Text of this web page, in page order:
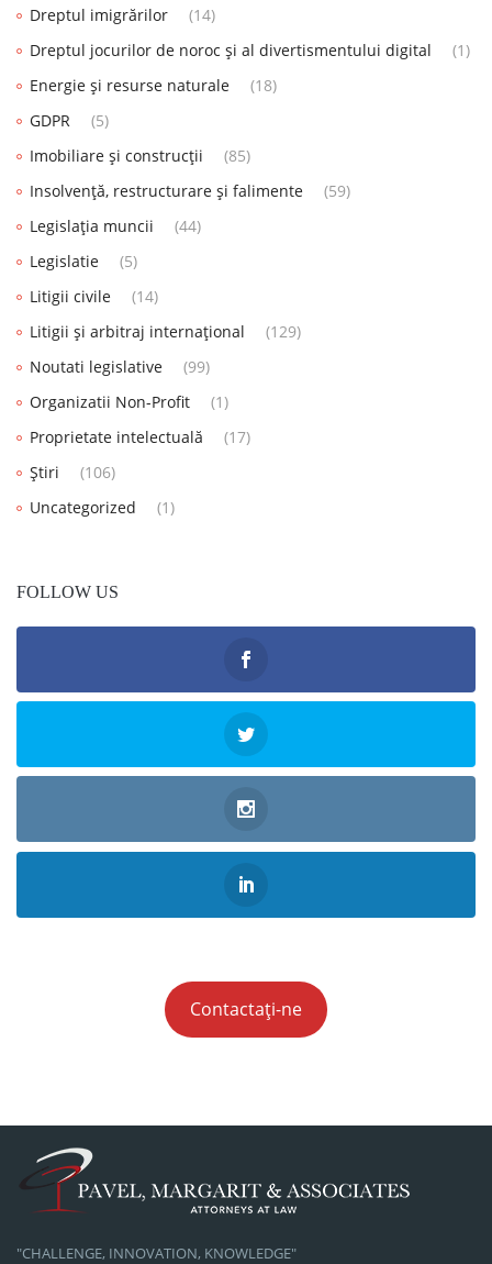
Dreptul imigrărilor
(14)
Dreptul jocurilor de noroc și al divertismentului digital
(1)
Energie și resurse naturale
(18)
GDPR
(5)
Imobiliare și construcții
(85)
Insolvență, restructurare și falimente
(59)
Legislația muncii
(44)
Legislatie
(5)
Litigii civile
(14)
Litigii și arbitraj internațional
(129)
Noutati legislative
(99)
Organizatii Non-Profit
(1)
Proprietate intelectuală
(17)
Știri
(106)
Uncategorized
(1)
FOLLOW US
Contactați-ne
"CHALLENGE, INNOVATION, KNOWLEDGE"